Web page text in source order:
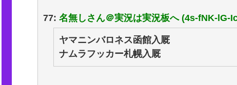
77: 名無しさん＠実況は実況板へ (4s-fNK-lG-
ヤマニンバロネス函館入厩
ナムラフッカー札幌入厩